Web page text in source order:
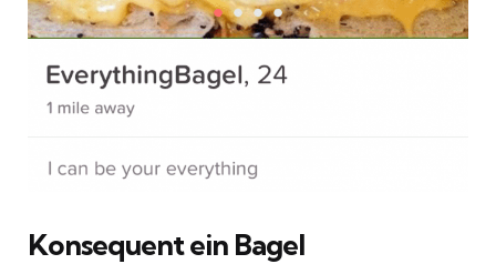
Konsequent ein Bagel